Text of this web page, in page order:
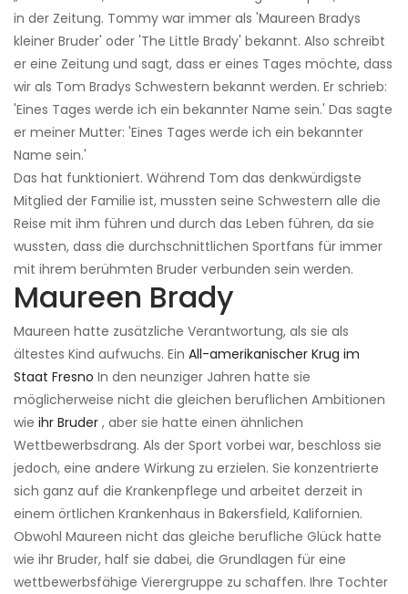
in der Zeitung. Tommy war immer als 'Maureen Bradys
kleiner Bruder' oder 'The Little Brady' bekannt. Also schreibt
er eine Zeitung und sagt, dass er eines Tages möchte, dass
wir als Tom Bradys Schwestern bekannt werden. Er schrieb:
'Eines Tages werde ich ein bekannter Name sein.' Das sagte
er meiner Mutter: 'Eines Tages werde ich ein bekannter
Name sein.'
Das hat funktioniert. Während Tom das denkwürdigste
Mitglied der Familie ist, mussten seine Schwestern alle die
Reise mit ihm führen und durch das Leben führen, da sie
wussten, dass die durchschnittlichen Sportfans für immer
mit ihrem berühmten Bruder verbunden sein werden.
Maureen Brady
Maureen hatte zusätzliche Verantwortung, als sie als
ältestes Kind aufwuchs. Ein All-amerikanischer Krug im
Staat Fresno In den neunziger Jahren hatte sie
möglicherweise nicht die gleichen beruflichen Ambitionen
wie ihr Bruder , aber sie hatte einen ähnlichen
Wettbewerbsdrang. Als der Sport vorbei war, beschloss sie
jedoch, eine andere Wirkung zu erzielen. Sie konzentrierte
sich ganz auf die Krankenpflege und arbeitet derzeit in
einem örtlichen Krankenhaus in Bakersfield, Kalifornien.
Obwohl Maureen nicht das gleiche berufliche Glück hatte
wie ihr Bruder, half sie dabei, die Grundlagen für eine
wettbewerbsfähige Vierergruppe zu schaffen. Ihre Tochter